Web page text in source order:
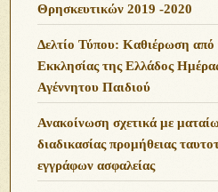
Θρησκευτικών 2019 -2020
Δελτίο Τύπου: Καθιέρωση από
Εκκλησίας της Ελλάδος
Αγέννητου Παιδιού
Ανακοίνωση σχετικά με
διαδικασίας προμήθειας
εγγράφων ασφαλείας